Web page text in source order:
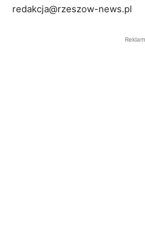
redakcja@rzeszow-news.pl